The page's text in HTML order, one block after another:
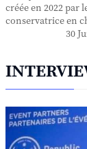
créée en 2022 par
conservatrice en
30